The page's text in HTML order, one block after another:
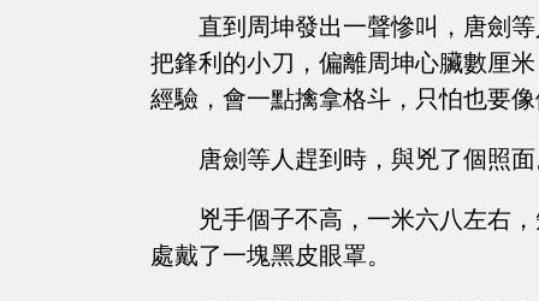
直到周坤發出一聲慘叫，唐劍
把鋒利的小刀，偏離周坤心臟數厘
經驗，會一點擒拿格斗，只怕也要
唐劍等人趕到時，與兇了個照
兇手個子不高，一米六八左右
處戴了一塊黑皮眼罩。